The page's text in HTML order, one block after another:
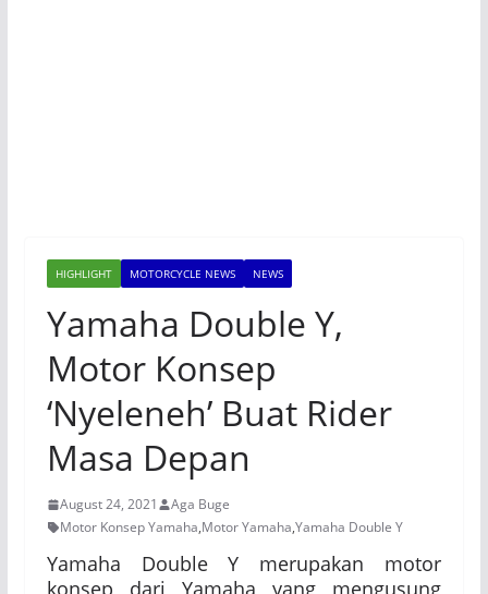
HIGHLIGHT MOTORCYCLE NEWS NEWS
Yamaha Double Y,
Motor Konsep
‘Nyeleneh’ Buat Rider
Masa Depan
August 24, 2021
Aga Buge
Motor Konsep Yamaha,Motor Yamaha,Yamaha Double Y
Yamaha Double Y merupakan motor
konsep dari Yamaha yang mengusung